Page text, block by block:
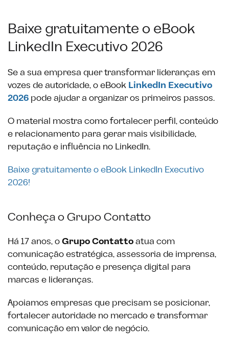
Baixe gratuitamente o eBook
LinkedIn Executivo 2026
Se a sua empresa quer transformar lideranças em
vozes de autoridade, o eBook LinkedIn Executivo
2026 pode ajudar a organizar os primeiros passos.
O material mostra como fortalecer perfil, conteúdo
e relacionamento para gerar mais visibilidade,
reputação e influência no LinkedIn.
Baixe gratuitamente o eBook LinkedIn Executivo
2026!
Conheça o Grupo Contatto
Há 17 anos, oGrupo Contattoatua com
comunicação estratégica, assessoria de imprensa,
conteúdo, reputação e presença digital para
marcas e lideranças.
Apoiamos empresas que precisam se posicionar,
fortalecer autoridade no mercado e transformar
comunicação em valor de negócio.